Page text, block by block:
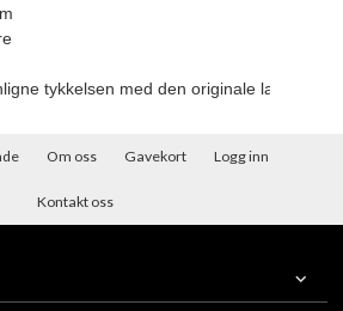
tykkelsen med den originale lamellen
Om oss Gavekort Logg inn
Kontakt oss